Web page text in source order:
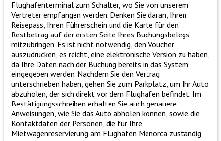
Flughafenterminal zum Schalter, wo Sie von unserem
Vertreter empfangen werden. Denken Sie daran, Ihren
Reisepass, Ihren Führerschein und die Karte für den
Restbetrag auf der ersten Seite Ihres Buchungsbelegs
mitzubringen. Es ist nicht notwendig, den Voucher
auszudrucken, es reicht, eine elektronische Version zu haben,
da Ihre Daten nach der Buchung bereits in das System
eingegeben werden. Nachdem Sie den Vertrag
unterschrieben haben, gehen Sie zum Parkplatz, um Ihr Auto
abzuholen, der sich direkt vor dem Flughafen befindet. Im
Bestätigungsschreiben erhalten Sie auch genauere
Anweisungen, wie Sie das Auto abholen können, sowie die
Kontaktdaten der Personen, die für Ihre
Mietwagenreservierung am Flughafen Menorca zuständig